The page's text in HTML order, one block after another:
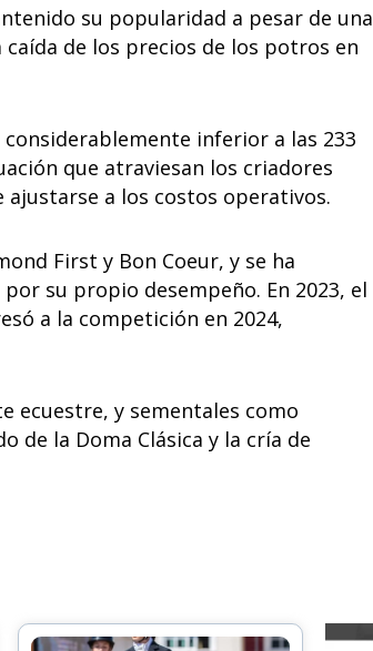
su popularidad a pesar de una
de los precios de los potros en
inferior a las 233
que atraviesan los criadores
ajustarse a los costos operativos.
First y Bon Coeur, y se ha
su propio desempeño. En 2023, el
a la competición en 2024,
ecuestre, y sementales como
de la Doma Clásica y la cría de